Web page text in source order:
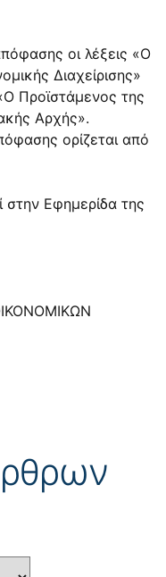
οι λέξεις «Ο
Διαχείρισης»
Προϊστάμενος της
Αρχής».
ορίζεται από
Εφημερίδα της